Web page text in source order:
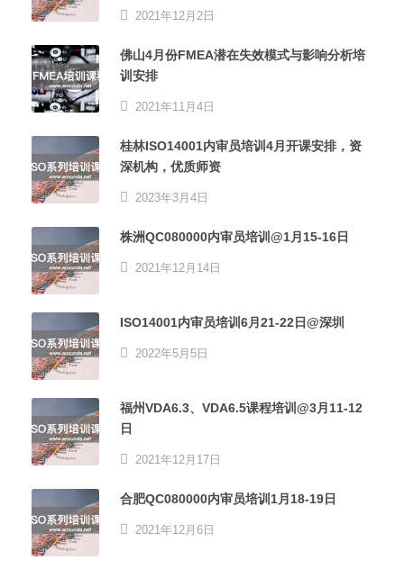
2021年12月2日
佛山4月份FMEA潜在失效模式与影响分析培
训安排
2021年11月4日
桂林ISO14001内审员培训4月开课安排，资
深机构，优质师资
2023年3月4日
株洲QC080000内审员培训@1月15-16日
2021年12月14日
ISO14001内审员培训6月21-22日@深圳
2022年5月5日
福州VDA6.3、VDA6.5课程培训@3月11-12
日
2021年12月17日
合肥QC080000内审员培训1月18-19日
2021年12月6日